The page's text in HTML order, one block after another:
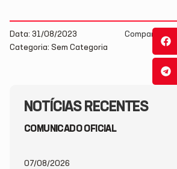
NOTÍCIAS RECENTES
COMUNICADO OFICIAL
07/08/2026
Data: 31/08/2023
Categoria: Sem Categoria
Compartilhe: